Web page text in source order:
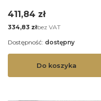
Cena
411,84 zł
Cena
334,83 złbez VAT
Do koszyka
Dostępność: dostępny